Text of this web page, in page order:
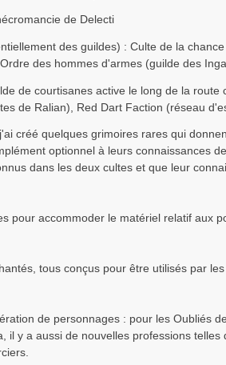
de Delecti
des guildes) : Culte de la
des hommes d'armes (guilde des
de courtisanes active le long de la route
de Ralian), Red Dart Faction (réseau
créé quelques grimoires rares qui
optionnel à leurs connaissances
dans les deux cultes et que leur
pour accommoder le matériel relatif aux
tous conçus pour être utilisés par
de personnages : pour les Oubliés
il y a aussi de nouvelles professions telles